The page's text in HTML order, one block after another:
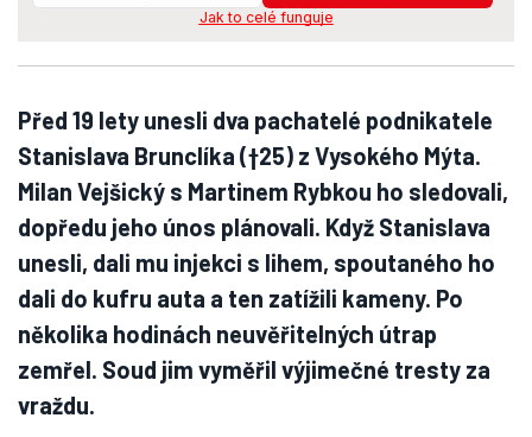
Jak to celé funguje
Před 19 lety unesli dva pachatelé podnikatele
Stanislava Brunclíka (†25) z Vysokého Mýta.
Milan Vejšický s Martinem Rybkou ho sledovali,
dopředu jeho únos plánovali. Když Stanislava
unesli, dali mu injekci s lihem, spoutaného ho
dali do kufru auta a ten zatížili kameny. Po
několika hodinách neuvěřitelných útrap
zemřel. Soud jim vyměřil výjimečné tresty za
vraždu.